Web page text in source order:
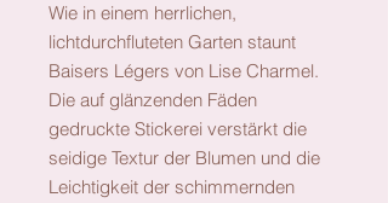
Wie in einem herrlichen,
lichtdurchfluteten Garten staunt
Baisers Légers von Lise Charmel.
Die auf glänzenden Fäden
gedruckte Stickerei verstärkt die
seidige Textur der Blumen und die
Leichtigkeit der schimmernden